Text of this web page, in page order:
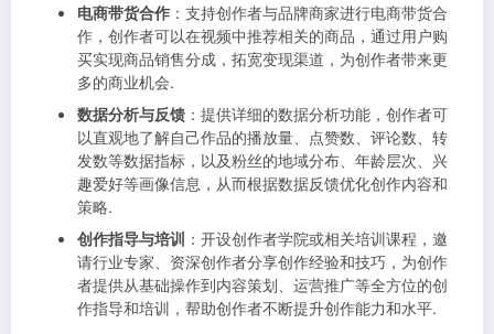
电商带货合作 ：支持创作者与品牌商家进行电商带货合
作，创作者可以在视频中推荐相关的商品，通过用户购
买实现商品销售分成，拓宽变现渠道，为创作者带来更
多的商业机会.
数据分析与反馈 ：提供详细的数据分析功能，创作者可
以直观地了解自己作品的播放量、点赞数、评论数、转
发数等数据指标，以及粉丝的地域分布、年龄层次、兴
趣爱好等画像信息，从而根据数据反馈优化创作内容和
策略.
创作指导与培训 ：开设创作者学院或相关培训课程，邀
请行业专家、资深创作者分享创作经验和技巧，为创作
者提供从基础操作到内容策划、运营推广等全方位的创
作指导和培训，帮助创作者不断提升创作能力和水平.